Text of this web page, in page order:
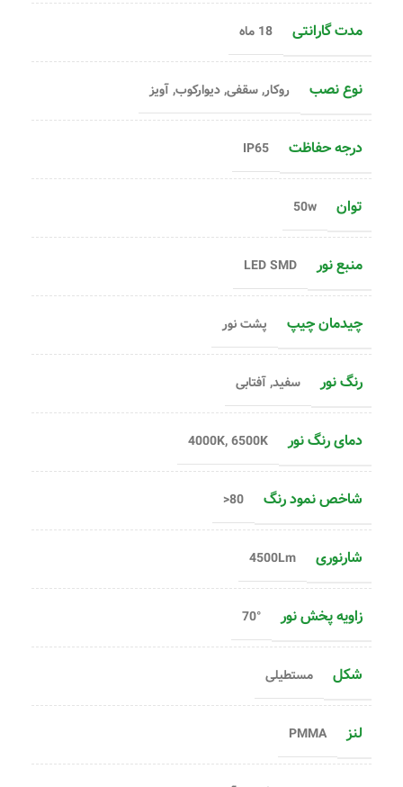
مدت گارانتی 18 ماه
نوع نصب روکار, سقفی, دیوارکوب, آویز
درجه حفاظت IP65
توان 50w
منبع نور LED SMD
چیدمان چیپ پشت نور
رنگ نور سفید, آفتابی
دمای رنگ نور 4000K, 6500K
شاخص نمود رنگ 80<
شارنوری 4500Lm
زاویه پخش نور 70°
شکل مستطیلی
لنز PMMA